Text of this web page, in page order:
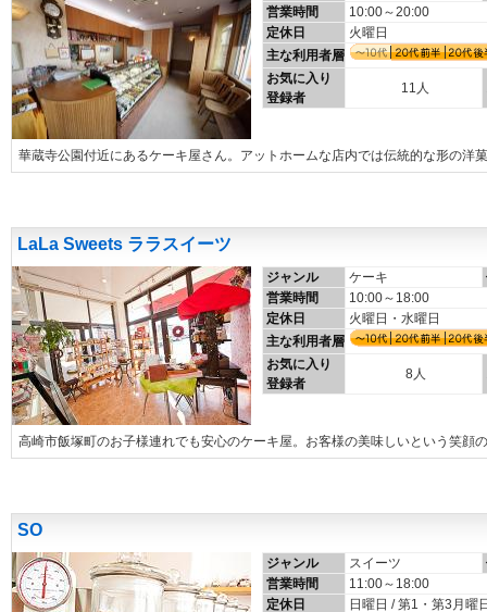
営業時間
10:00～20:00
定休日
火曜日
主な利用者層
お気に入り
登録者
11人
華蔵寺公園付近にあるケーキ屋さん。アットホームな店内では伝統的な形の洋
LaLa Sweets ララスイーツ
ジャンル ケーキ
営業時間
10:00～18:00
定休日
火曜日・水曜日
主な利用者層
お気に入り
登録者
8人
高崎市飯塚町のお子様連れでも安心のケーキ屋。お客様の美味しいという笑顔
SO
ジャンル スイーツ
営業時間
11:00～18:00
定休日
日曜日 / 第1・第3月曜